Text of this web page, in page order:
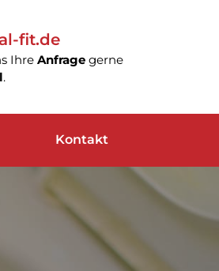
fit.de
Ihre Anfragegerne
.
Kontakt